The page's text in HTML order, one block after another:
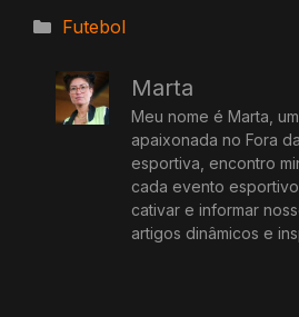
Categorias
Futebol
Marta
Meu nome é Marta,
apaixonada no Fora
esportiva, encontro
cada evento
cativar e informar
artigos dinâmicos e